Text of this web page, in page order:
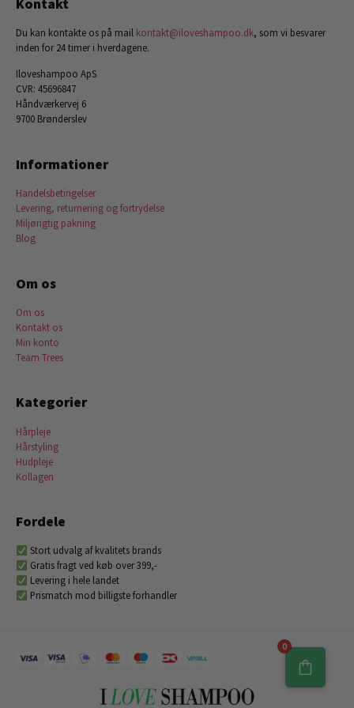
Kontakt
Du kan kontakte os på mail kontakt@iloveshampoo.dk, som vi besvarer
inden for 24 timer i hverdagene.
Iloveshampoo ApS
CVR: 45696847
Håndværkervej 6
9700 Brønderslev
Informationer
Handelsbetingelser
Levering, returnering og fortrydelse
Miljørigtig pakning
Blog
Om os
Om os
Kontakt os
Min konto
Team Trees
Kategorier
Hårpleje
Hårstyling
Hudpleje
Kollagen
Fordele
Stort udvalg af kvalitets brands
Gratis fragt ved køb over 399,-
Levering i hele landet
Prismatch mod billigste forhandler
0